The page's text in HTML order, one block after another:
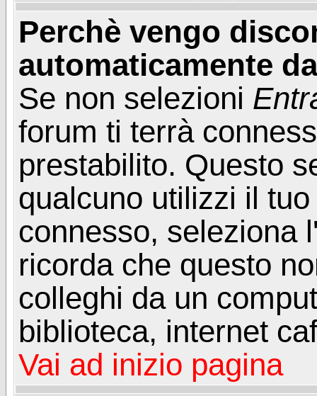
Perchè vengo
automaticamente
Se non selezioni
forum ti terrà
prestabilito. Questo
qualcuno utilizzi il
connesso, seleziona
ricorda che questo
colleghi da un
biblioteca, internet
Vai ad inizio pagina